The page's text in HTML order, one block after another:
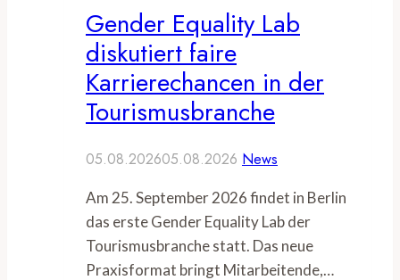
Gender Equality Lab
diskutiert faire
Karrierechancen in der
Tourismusbranche
05.08.202605.08.2026 News
Am 25. September 2026 findet in Berlin
das erste Gender Equality Lab der
Tourismusbranche statt. Das neue
Praxisformat bringt Mitarbeitende,…